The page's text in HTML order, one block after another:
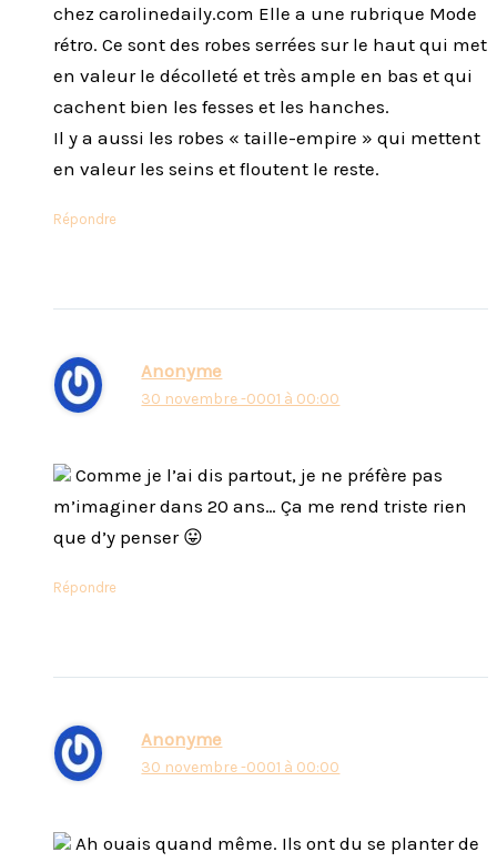
chez carolinedaily.com Elle a une rubrique Mode
rétro. Ce sont des robes serrées sur le haut qui met
en valeur le décolleté et très ample en bas et qui
cachent bien les fesses et les hanches.
Il y a aussi les robes « taille-empire » qui mettent
en valeur les seins et floutent le reste.
Répondre
Anonyme
30 novembre -0001 à 00:00
Comme je l’ai dis partout, je ne préfère pas
m’imaginer dans 20 ans… Ça me rend triste rien
que d’y penser 😛
Répondre
Anonyme
30 novembre -0001 à 00:00
Ah ouais quand même. Ils ont du se planter de